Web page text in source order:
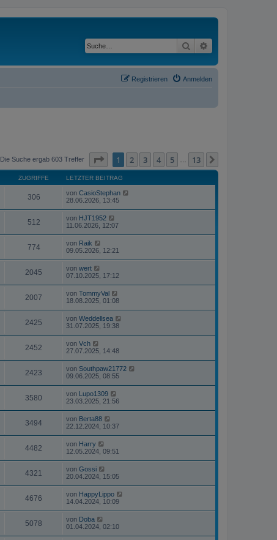
Suche
Anmelden
Registrieren
Die Suche ergab 603 Treffer Seite von13
1 2 3 4 5 13
ZUGRIFFE LETZTER BEITRAG
306 von CasioStephan
28.06.2026, 13:45
512 von HJT1952
11.06.2026, 12:07
774 von Raik
09.05.2026, 12:21
2045 von wert
07.10.2025, 17:12
2007 von TommyVal
18.08.2025, 01:08
2425 von Weddellsea
31.07.2025, 19:38
2452 von Vch
27.07.2025, 14:48
2423 von Southpaw21772
09.06.2025, 08:55
3580 von Lupo1309
23.03.2025, 21:56
3494 von Berta88
22.12.2024, 10:37
4482 von Harry
12.05.2024, 09:51
4321 von Gossi
20.04.2024, 15:05
4676 von HappyLippo
14.04.2024, 10:09
5078 von Doba
01.04.2024, 02:10